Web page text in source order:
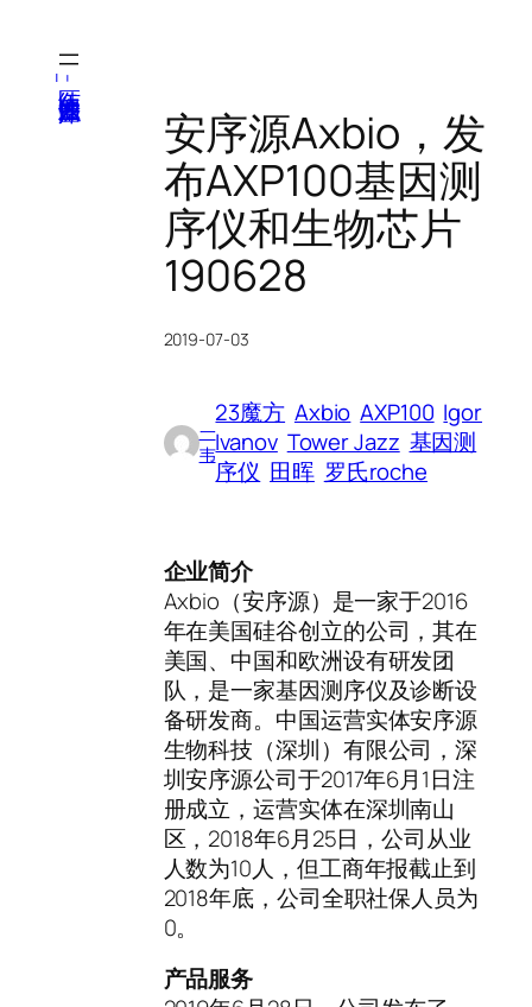
安序源Axbio，发
布AXP100基因测
序仪和生物芯片
190628
2019-07-03
一
韦
23魔方 Axbio AXP100 Igor
Ivanov Tower Jazz 基因测
序仪 田晖 罗氏roche
企业简介
Axbio（安序源）是一家于2016
年在美国硅谷创立的公司，其在
美国、中国和欧洲设有研发团
队，是一家基因测序仪及诊断设
备研发商。中国运营实体安序源
生物科技（深圳）有限公司，深
圳安序源公司于2017年6月1日注
册成立，运营实体在深圳南山
区，2018年6月25日，公司从业
人数为10人，但工商年报截止到
2018年底，公司全职社保人员为
0。
产品服务